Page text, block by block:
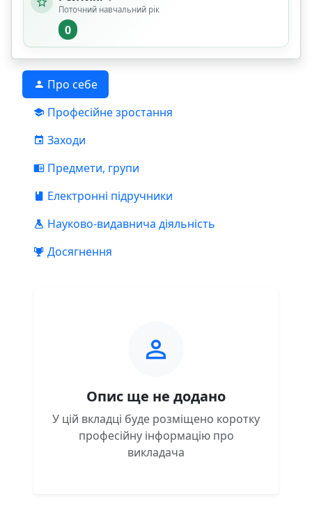
Поточний навчальний рік
0
Про себе
Професійне зростання
Заходи
Предмети, групи
Електронні підручники
Науково-видавнича діяльність
Досягнення
Опис ще не додано
У цій вкладці буде розміщено коротку
професійну інформацію про
викладача